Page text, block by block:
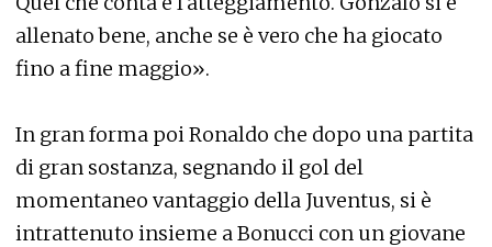
allenato bene, anche se è vero che ha giocato
fino a fine maggio».
In gran forma poi Ronaldo che dopo una partita
di gran sostanza, segnando il gol del
momentaneo vantaggio della Juventus, si è
intrattenuto insieme a Bonucci con un giovane